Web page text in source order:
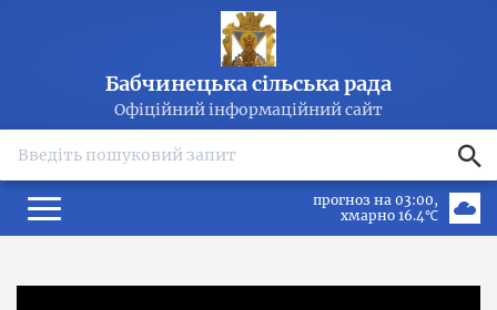
Бабчинецька сільська рада
Офіційний інформаційний сайт
прогноз на 03:00
хмарно 16.4℃